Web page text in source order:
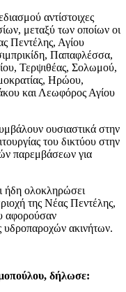
αντίστοιχες
μεταξύ των οποίων οι
Πεντέλης, Αγίου
Παπαφλέσσα,
Τερψιθέας, Σολωμού,
Ηρώου,
και Λεωφόρος Αγίου
ουσιαστικά στην
του δικτύου στην
παρεμβάσεων για
ήδη ολοκληρώσει
της Νέας Πεντέλης,
αφορούσαν
υδροπαροχών ακινήτων.
δήλωσε: